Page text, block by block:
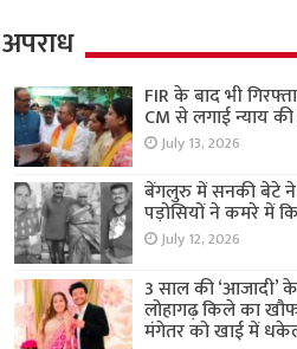
अपराध
FIR के बाद भी
CM से लगाई न्याय की
July 13, 2026
बेंगलुरु में सनकी बेटे ने
पड़ोसियों ने कमरे में
July 12, 2026
3 साल की ‘आजादी’
लोहागढ़ किले का
मंगेतर को खाई में